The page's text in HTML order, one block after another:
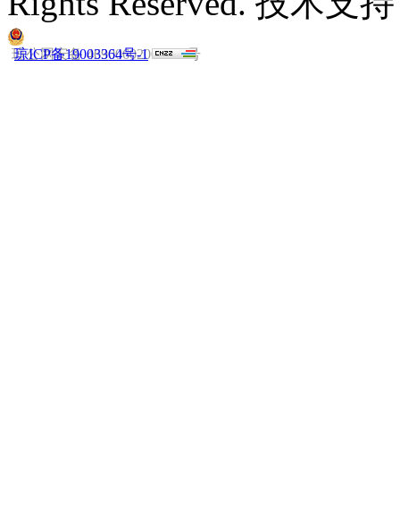
琼公网安备 46900602000019号
琼ICP备19003364号-1